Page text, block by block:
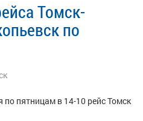
Томск-
по
по пятницам в 14-10 рейс Томск